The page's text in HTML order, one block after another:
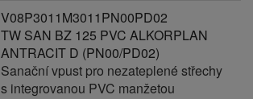
V08P3011M3011PN00PD02
TW SAN BZ 125 PVC ALKORPLAN
ANTRACIT D (PN00/PD02)
Sanační vpust pro nezateplené střechy
s integrovanou PVC manžetou